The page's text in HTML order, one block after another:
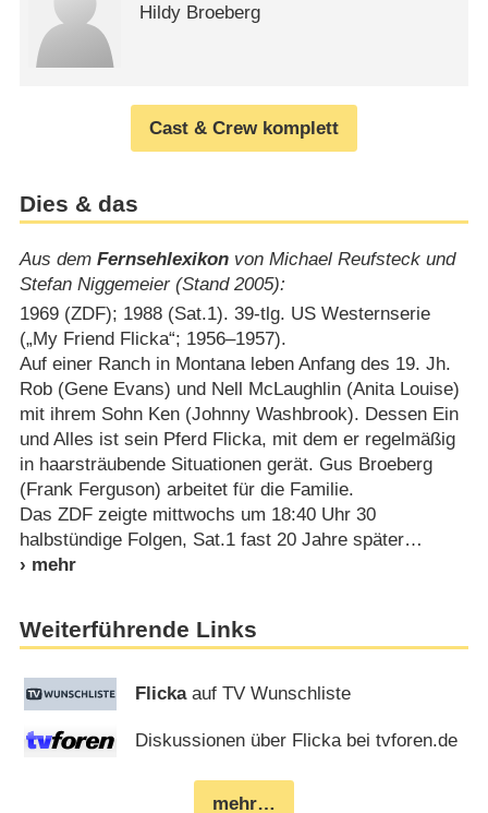
Hildy Broeberg
Cast & Crew komplett
Dies & das
Aus dem Fernsehlexikonvon Michael Reufsteck und
Stefan Niggemeier (Stand 2005):
1969 (ZDF); 1988 (Sat.1). 39-tlg. US Westernserie
(„My Friend Flicka“; 1956⁠–⁠1957).
Auf einer Ranch in Montana leben Anfang des 19. Jh.
Rob (Gene Evans) und Nell McLaughlin (Anita Louise)
mit ihrem Sohn Ken (Johnny Washbrook). Dessen Ein
und Alles ist sein Pferd Flicka, mit dem er regelmäßig
in haarsträubende Situationen gerät. Gus Broeberg
(Frank Ferguson) arbeitet für die Familie.
Das ZDF zeigte mittwochs um 18:40 Uhr 30
halbstündige Folgen, Sat.1 fast 20 Jahre später
Weiterführende Links
Flickaauf TV Wunschliste
Diskussionen über Flicka bei tvforen.de
mehr…